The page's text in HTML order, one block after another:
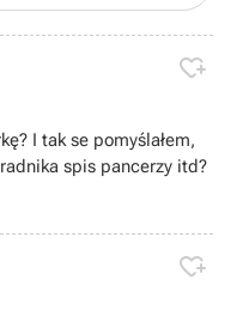

I tak se pomyślałem,
spis pancerzy itd?
